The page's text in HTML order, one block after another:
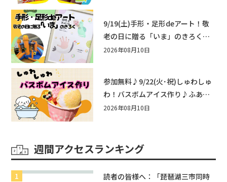
9/19(土)手形・足形deアート！敬
老の日に贈る「いま」のきろく♪
他にもふあふあ遊具などお楽しみ
2026年08月10日
参加無料♪9/22(火･祝)しゅわしゅ
わ！バスボムアイス作り♪ふあふ
あ遊具もあるよ！in近江八幡
2026年08月10日
週間アクセスランキング
読者の皆様へ：「琵琶湖三市同時